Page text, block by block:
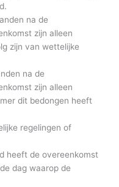
na de
zijn alleen
zijn van wettelijke
na de
zijn alleen
dit bedongen heeft
regelingen of
heeft de overeenkomst
dag waarop de